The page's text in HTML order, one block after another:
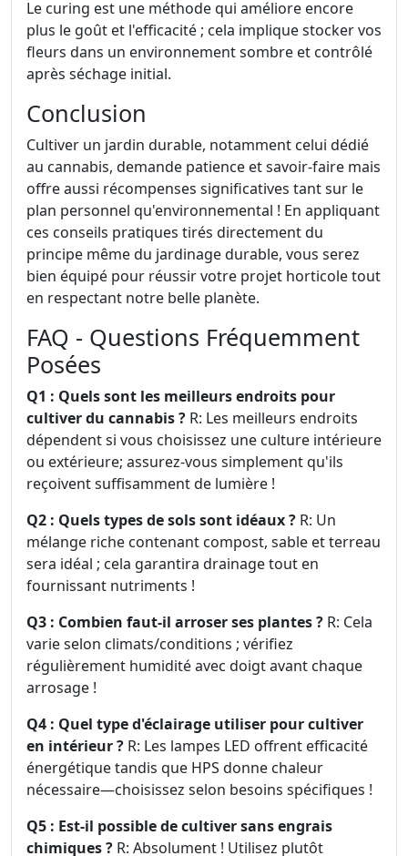
Le curing est une méthode qui améliore encore
plus le goût et l'efficacité ; cela implique stocker vos
fleurs dans un environnement sombre et contrôlé
après séchage initial.
Conclusion
Cultiver un jardin durable, notamment celui dédié
au cannabis, demande patience et savoir-faire mais
offre aussi récompenses significatives tant sur le
plan personnel qu'environnemental ! En appliquant
ces conseils pratiques tirés directement du
principe même du jardinage durable, vous serez
bien équipé pour réussir votre projet horticole tout
en respectant notre belle planète.
FAQ - Questions Fréquemment
Posées
Q1 : Quels sont les meilleurs endroits pour
cultiver du cannabis ? R: Les meilleurs endroits
dépendent si vous choisissez une culture intérieure
ou extérieure; assurez-vous simplement qu'ils
reçoivent suffisamment de lumière !
Q2 : Quels types de sols sont idéaux ? R: Un
mélange riche contenant compost, sable et terreau
sera idéal ; cela garantira drainage tout en
fournissant nutriments !
Q3 : Combien faut-il arroser ses plantes ? R: Cela
varie selon climats/conditions ; vérifiez
régulièrement humidité avec doigt avant chaque
arrosage !
Q4 : Quel type d'éclairage utiliser pour cultiver
en intérieur ? R: Les lampes LED offrent efficacité
énergétique tandis que HPS donne chaleur
nécessaire—choisissez selon besoins spécifiques !
Q5 : Est-il possible de cultiver sans engrais
chimiques ? R: Absolument ! Utilisez plutôt